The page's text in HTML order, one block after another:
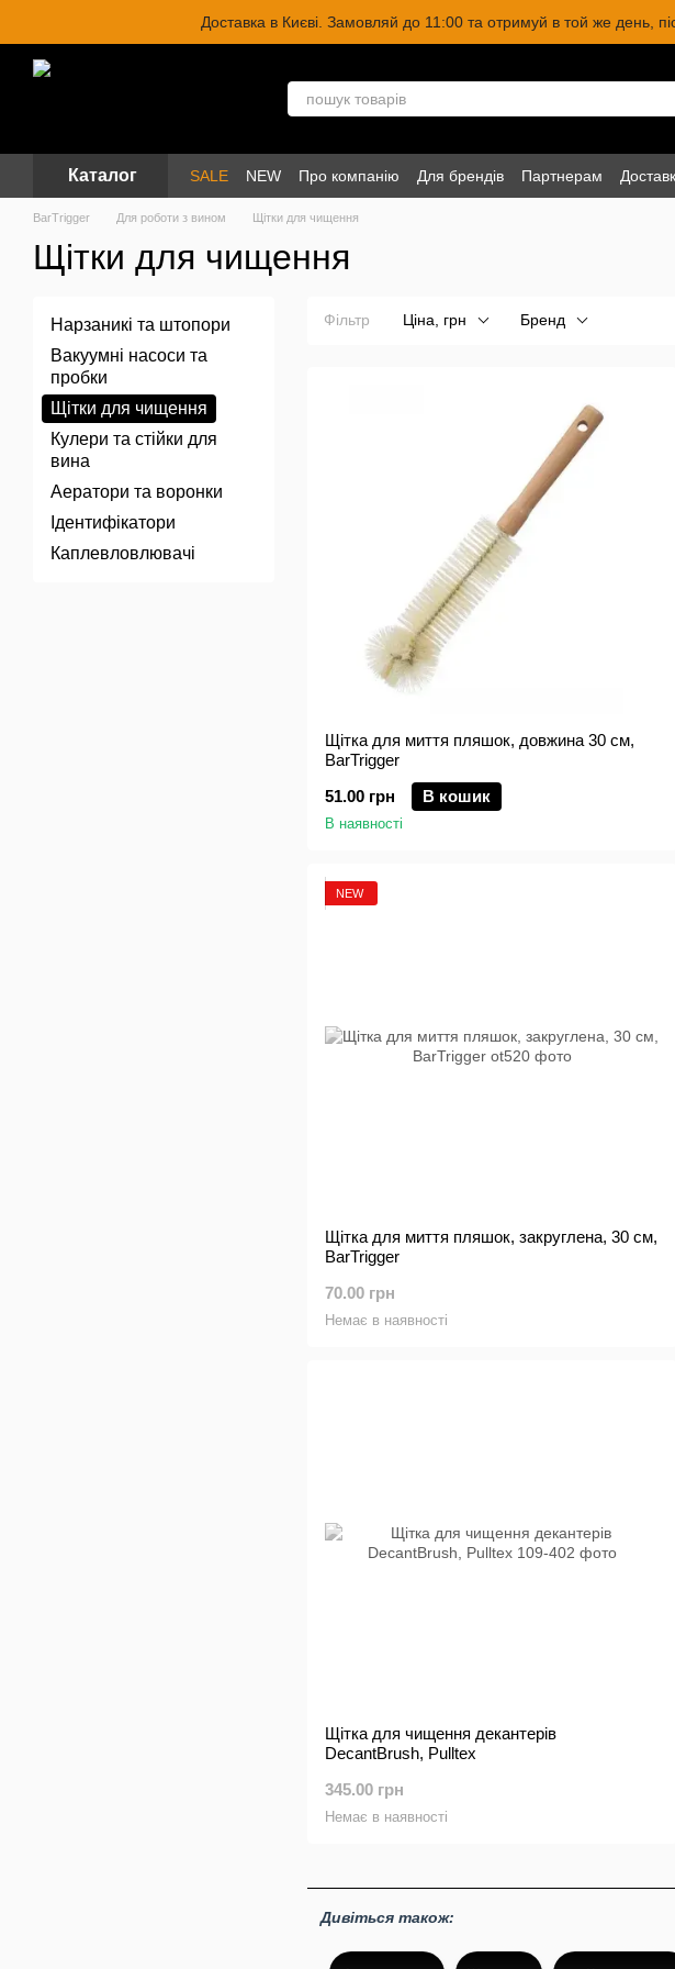
Перейти до основного контентуДоставка в Києві. Замовляй до 11:00 та отримуй в той же день,
Каталог SALE NEW Про компанію Для брендів Партнерам
BarTrigger Для роботи з вином Щітки для чищення
Щітки для чищення
Фільтр Ціна, грн Бренд
Дивіться також:
Щітка для миття пляшок, довжина 30 см,
BarTrigger
51.00 грн
В кошик
В наявності
NEW
Щітка для миття пляшок, закруглена, 30 см,
BarTrigger
70.00 грн
Немає в наявності
Щітка для чищення декантерів
DecantBrush, Pulltex
345.00 грн
Немає в наявності
Нарзаникі та штопори
Вакуумні насоси та
пробки
Щітки для чищення
Кулери та стійки для
вина
Аератори та воронки
Ідентифікатори
Каплевловлювачі